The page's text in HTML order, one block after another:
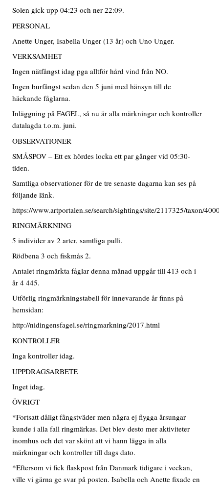
Solen gick upp 04:23 och ner 22:09.
PERSONAL
Anette Unger, Isabella Unger (13 år) och Uno Unger.
VERKSAMHET
Ingen nätfångst idag pga alltför hård vind från NO.
Ingen burfångst sedan den 5 juni med hänsyn till de
häckande fåglarna.
Inläggning på FAGEL, så nu är alla märkningar och kontroller
datalagda t.o.m. juni.
OBSERVATIONER
SMÅSPOV – Ett ex hördes locka ett par gånger vid 05:30-
tiden.
Samtliga observationer för de tre senaste dagarna kan ses på
följande länk.
https://www.artportalen.se/search/sightings/site/2117325/taxon/
RINGMÄRKNING
5 individer av 2 arter, samtliga pulli.
Rödbena 3 och fiskmås 2.
Antalet ringmärkta fåglar denna månad uppgår till 413 och i
år 4 445.
Utförlig ringmärkningstabell för innevarande år finns på
hemsidan:
http://nidingensfagel.se/ringmarkning/2017.html
KONTROLLER
Inga kontroller idag.
UPPDRAGSARBETE
Inget idag.
ÖVRIGT
*Fortsatt dåligt fångstväder men några ej flygga årsungar
kunde i alla fall ringmärkas. Det blev desto mer aktiviteter
inomhus och det var skönt att vi hann lägga in alla
märkningar och kontroller till dags dato.
*Eftersom vi fick flaskpost från Danmark tidigare i veckan,
ville vi gärna ge svar på posten. Isabella och Anette fixade en